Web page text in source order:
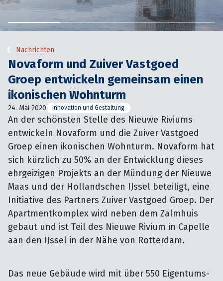
Nachrichten
Novaform und Zuiver Vastgoed
Groep entwickeln gemeinsam einen
ikonischen Wohnturm
24. Mai 2020 Innovation und Gestaltung
An der schönsten Stelle des Nieuwe Riviums
entwickeln Novaform und die Zuiver Vastgoed
Groep einen ikonischen Wohnturm. Novaform hat
sich kürzlich zu 50% an der Entwicklung dieses
ehrgeizigen Projekts an der Mündung der Nieuwe
Maas und der Hollandschen IJssel beteiligt, eine
Initiative des Partners Zuiver Vastgoed Groep. Der
Apartmentkomplex wird neben dem Zalmhuis
gebaut und ist Teil des Nieuwe Rivium in Capelle
aan den IJssel in der Nähe von Rotterdam.
Das neue Gebäude wird mit über 550 Eigentums-